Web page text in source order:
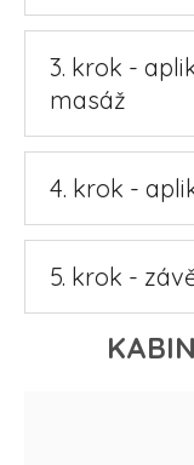
3. krok -
masáž
4. krok -
5. krok -